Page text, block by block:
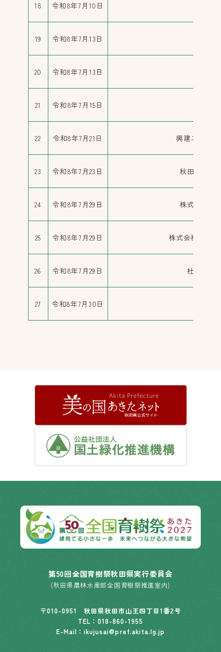
18 令和8年7月10日
19 令和8年7月13日
20 令和8年7月13日
21 令和8年7月15日
22 令和8年7月21日 興建エンジ
23 令和8年7月23日 秋田県素材
24 令和8年7月29日 株式会社測
25 令和8年7月29日 株式会社グリ
26 令和8年7月29日 杜人プロ
27 令和8年7月30日
第50回全国育樹祭秋田県実行委員会
(秋田県農林水産部全国育樹祭推進室内)
〒010-0951 秋田県秋田市山王四丁目1番2号
TEL： 018-860-1955
E-Mail：ikujusai@pref.akita.lg.jp